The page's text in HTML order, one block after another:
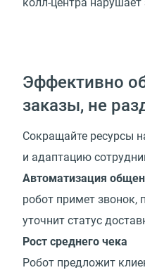
колл-центра
Эффективно
заказы, не
Сокращайте ресурсы
и адаптацию
Автоматизация
робот примет звонок,
уточнит статус
Рост среднего чека
Робот предложит